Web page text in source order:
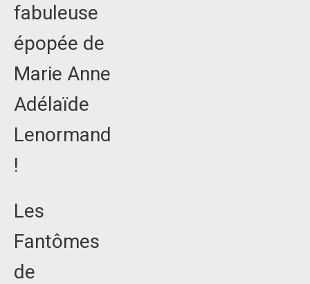
fabuleuse
épopée de
Marie Anne
Adélaïde
Lenormand
!
Les
Fantômes
de